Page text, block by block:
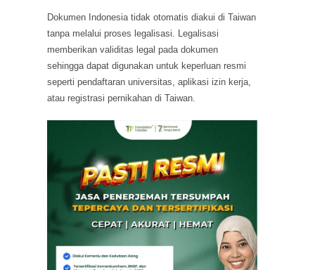
Dokumen Indonesia tidak otomatis diakui di Taiwan
tanpa melalui proses legalisasi. Legalisasi
memberikan validitas legal pada dokumen
sehingga dapat digunakan untuk keperluan resmi
seperti pendaftaran universitas, aplikasi izin kerja,
atau registrasi pernikahan di Taiwan.